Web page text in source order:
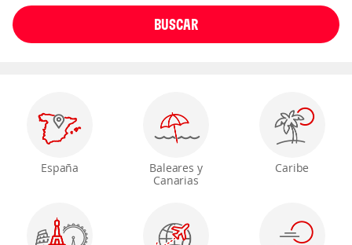
España
Baleares y
Canarias
Caribe